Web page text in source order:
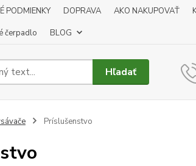
PODMIENKY DOPRAVA AKO NAKUPOVAŤ
čerpadlo BLOG
Hľadať
Príslušenstvo